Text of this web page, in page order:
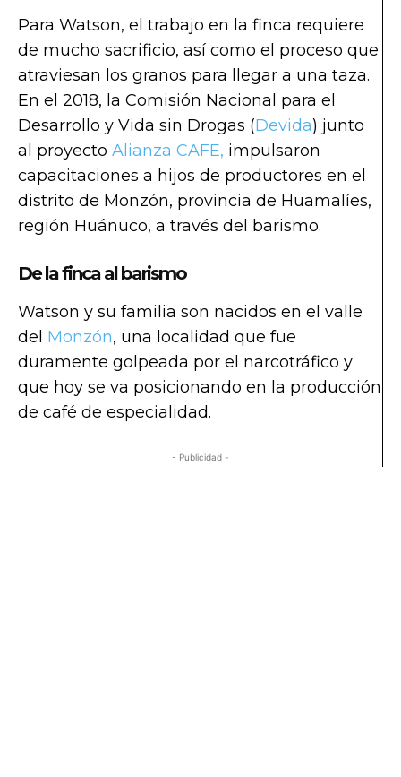
Para Watson, el trabajo en la finca requiere
de mucho sacrificio, así como el proceso que
atraviesan los granos para llegar a una taza.
En el 2018, la Comisión Nacional para el
Desarrollo y Vida sin Drogas (Devida) junto
al proyecto Alianza CAFE, impulsaron
capacitaciones a hijos de productores en el
distrito de Monzón, provincia de Huamalíes,
región Huánuco, a través del barismo.
De la finca al barismo
Watson y su familia son nacidos en el valle
del Monzón, una localidad que fue
duramente golpeada por el narcotráfico y
que hoy se va posicionando en la producción
de café de especialidad.
- Publicidad -